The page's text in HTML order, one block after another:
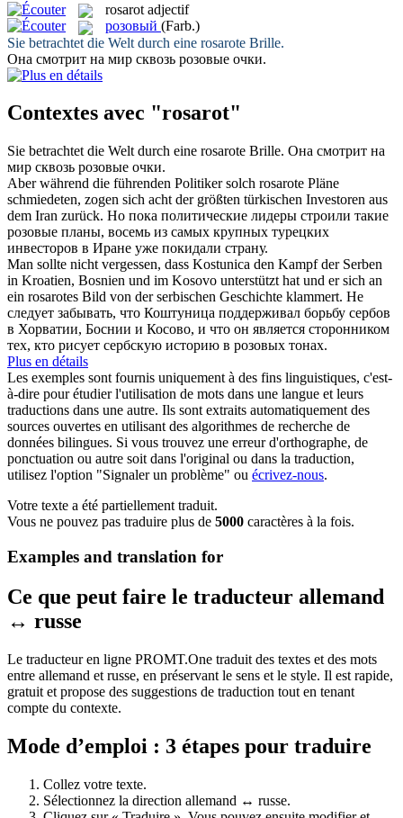
rosarot adjectif
розовый (Farb.)
Sie betrachtet die Welt durch eine rosarote Brille.
Она смотрит на мир сквозь розовые очки.
Contextes avec "rosarot"
Sie betrachtet die Welt durch eine rosarote Brille. Она смотрит на
мир сквозь розовые очки.
Aber während die führenden Politiker solch rosarote Pläne
schmiedeten, zogen sich acht der größten türkischen Investoren aus
dem Iran zurück. Но пока политические лидеры строили такие
розовые планы, восемь из самых крупных турецких
инвесторов в Иране уже покидали страну.
Man sollte nicht vergessen, dass Kostunica den Kampf der Serben
in Kroatien, Bosnien und im Kosovo unterstützt hat und er sich an
ein rosarotes Bild von der serbischen Geschichte klammert. Не
следует забывать, что Коштуница поддерживал борьбу сербов
в Хорватии, Боснии и Косово, и что он является сторонником
тех, кто рисует сербскую историю в розовых тонах.
Plus en détails
Les exemples sont fournis uniquement à des fins linguistiques, c'est-
à-dire pour étudier l'utilisation de mots dans une langue et leurs
traductions dans une autre. Ils sont extraits automatiquement des
sources ouvertes en utilisant des algorithmes de recherche de
données bilingues. Si vous trouvez une erreur d'orthographe, de
ponctuation ou autre soit dans l'original ou dans la traduction,
utilisez l'option "Signaler un problème" ou écrivez-nous.
Votre texte a été partiellement traduit.
Vous ne pouvez pas traduire plus de 5000 caractères à la fois.
Examples and translation for
Ce que peut faire le traducteur allemand
↔ russe
Le traducteur en ligne PROMT.One traduit des textes et des mots
entre allemand et russe, en préservant le sens et le style. Il est rapide,
gratuit et propose des suggestions de traduction tout en tenant
compte du contexte.
Mode d’emploi : 3 étapes pour traduire
Collez votre texte.
Sélectionnez la direction allemand ↔ russe.